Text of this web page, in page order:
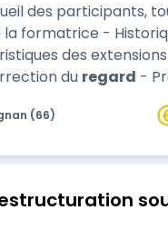
des participants,
formatrice -
des
du regard -
(66)